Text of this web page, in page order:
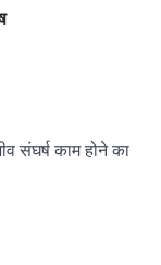
संघर्ष काम होने का